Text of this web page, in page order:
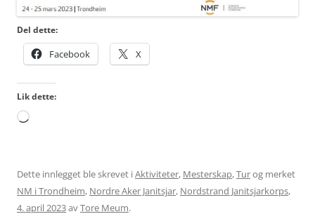
Del dette:
Facebook X
Lik dette:
Laster
Dette innlegget ble skrevet iAktiviteter, Mesterskap,Turog merket
NM i Trondheim, Nordre Aker Janitsjar, Nordstrand Janitsjarkorps,
4. april 2023avTore Meum.